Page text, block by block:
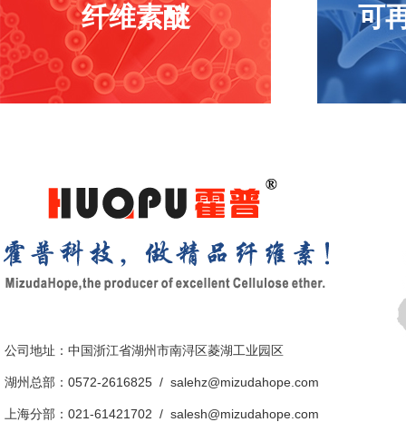
纤维素醚 可
公司地址：中国浙江省湖州市南浔区菱湖工业园区
湖州总部：0572-2616825 / salehz@mizudahope.com
上海分部：021-61421702 / salesh@mizudahope.com